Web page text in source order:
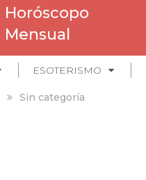
Horóscopo
Mensual
ESOTERISMO
Sin categoría